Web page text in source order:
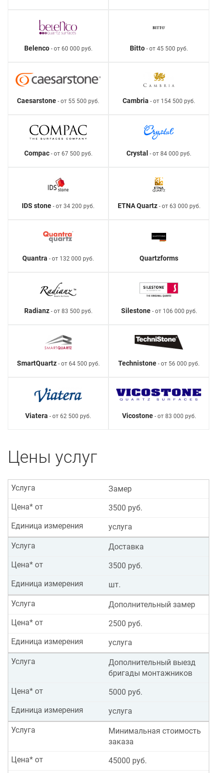
Belenco- от 60 000 руб. Bitto - от 45 500 руб.
Caesarstone - от 55 500 руб. Cambria - от 154 500 руб.
Compac- от 67 500 руб. Crystal - от 84 000 руб.
IDS stone - от 34 200 руб. ETNA Quartz- от 63 000 руб.
Quantra - от 132 000 руб. Quartzforms
Radianz- от 83 500 руб. Silestone- от 106 000 руб.
SmartQuartz- от 64 500 руб. Technistone - от 56 000 руб.
Viatera - от 62 500 руб. Vicostone- от 83 000 руб.
Цены услуг
Замер
Услуга
3500 руб.
Цена* от
услуга
Единица измерения
Доставка
Услуга
3500 руб.
Цена* от
шт.
Единица измерения
Дополнительный замер
Услуга
2500 руб.
Цена* от
услуга
Единица измерения
Дополнительный выезд
бригады монтажников
Услуга
5000 руб.
Цена* от
услуга
Единица измерения
Минимальная стоимость
заказа
Услуга
45000 руб.
Цена* от